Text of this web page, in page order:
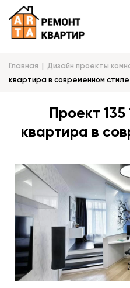
Главная Дизайн проекты
квартира в современном стиле
Проект 135
квартира в